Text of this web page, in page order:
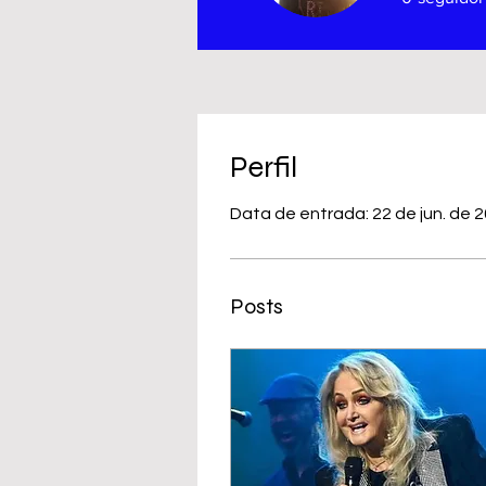
Perfil
Data de entrada: 22 de jun. de
Posts